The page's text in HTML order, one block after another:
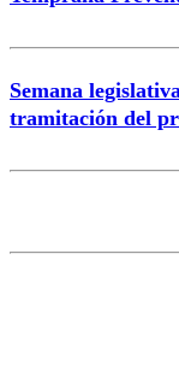
Semana
tramitación del